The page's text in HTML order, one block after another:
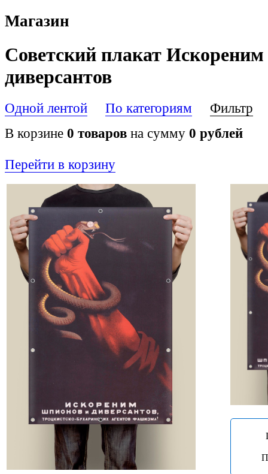
Магазин
Советский плакат
диверсантов
Одной лентой По категориям
Фильтр
В корзине 0 товаров на сумму 0 рублей
Перейти в корзину